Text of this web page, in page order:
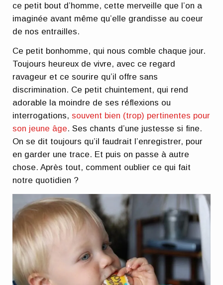
ce petit bout d’homme, cette merveille que l’on a
imaginée avant même qu’elle grandisse au coeur
de nos entrailles.
Ce petit bonhomme, qui nous comble chaque jour.
Toujours heureux de vivre, avec ce regard
ravageur et ce sourire qu’il offre sans
discrimination. Ce petit chuintement, qui rend
adorable la moindre de ses réflexions ou
interrogations, souvent bien (trop) pertinentes pour
son jeune âge. Ses chants d’une justesse si fine.
On se dit toujours qu’il faudrait l’enregistrer, pour
en garder une trace. Et puis on passe à autre
chose. Après tout, comment oublier ce qui fait
notre quotidien ?